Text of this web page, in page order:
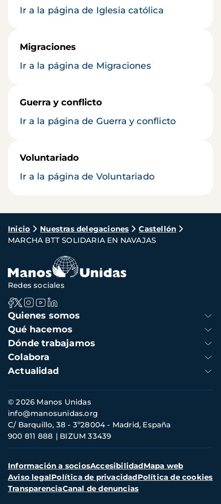
Ir a la página de Iglesia católica
Migraciones
Ir a la página de Migraciones
Guerra y conflicto
Ir a la página de Guerra y conflicto
Voluntariado
Ir a la página de Voluntariado
Ruta
de
navegación
Inicio Nuestras delegaciones
Castellón
MARCHA BTT SOLIDARIA EN NAVAJAS
Navegación
principal
Quienes somos
Qué hacemos
Dónde trabajamos
Colabora
Actualidad
Redes sociales
Información
de
contacto
© 2026 Manos Unidas
C/ Barquillo, 38 - 3º28004 - Madrid, España
900 811 888
BIZUM 33439
info@manosunidas.org
Menú
secundario
Información a sociosAccesibilidadMapa web
Aviso legalPolítica de privacidadPolítica de cookies
TransparenciaCanal de denuncias